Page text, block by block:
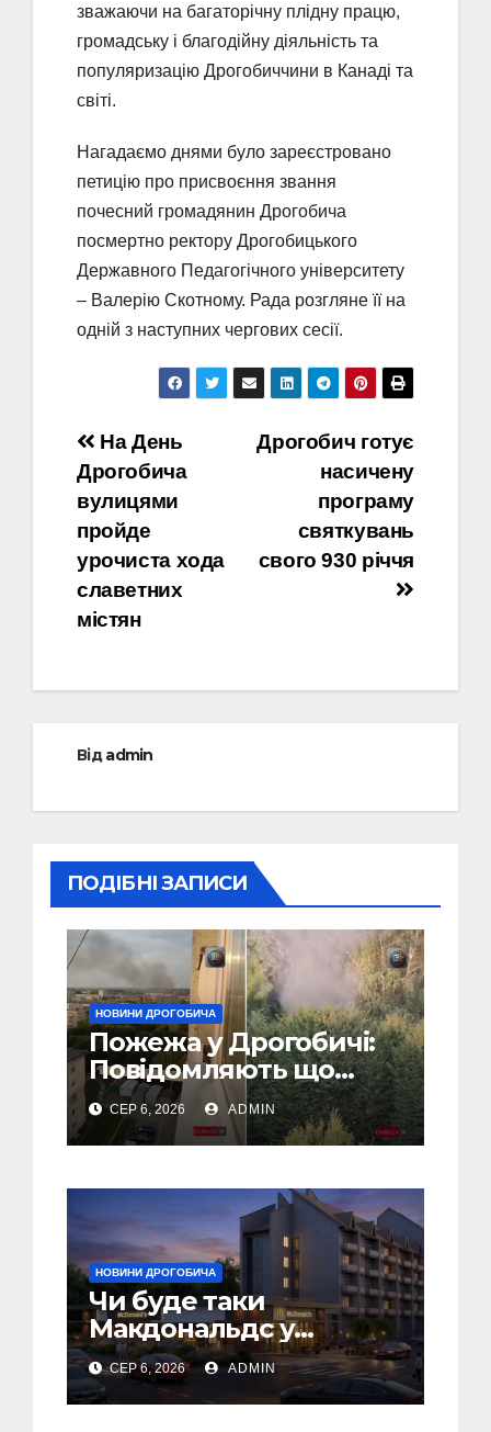
зважаючи на багаторічну плідну працю,
громадську і благодійну діяльність та
популяризацію Дрогобиччини в Канаді та
світі.
Нагадаємо днями було зареєстровано
петицію про присвоєння звання
почесний громадянин Дрогобича
посмертно ректору Дрогобицького
Державного Педагогічного університету
– Валерію Скотному. Рада розгляне її на
одній з наступних чергових сесії.
Навігація
записів
Дрогобич готує
насичену
програму
святкувань
свого 930 річчя
На День
Дрогобича
вулицями
пройде
урочиста хода
славетних
містян
Відadmin
ПОДІБНІ ЗАПИСИ
НОВИНИ ДРОГОБИЧА
Пожежа у Дрогобичі:
Повідомляють що
горіло 5 гаражів
(Відео)
СЕР 6, 2026 ADMIN
НОВИНИ ДРОГОБИЧА
Чи буде таки
Макдональдс у
Дрогобичі? (Фото)
СЕР 6, 2026 ADMIN